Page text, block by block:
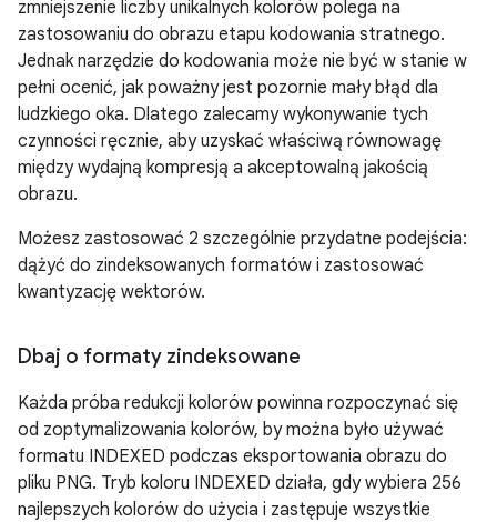
zmniejszenie liczby unikalnych kolorów polega na
zastosowaniu do obrazu etapu kodowania stratnego.
Jednak narzędzie do kodowania może nie być w stanie w
pełni ocenić, jak poważny jest pozornie mały błąd dla
ludzkiego oka. Dlatego zalecamy wykonywanie tych
czynności ręcznie, aby uzyskać właściwą równowagę
między wydajną kompresją a akceptowalną jakością
obrazu.
Możesz zastosować 2 szczególnie przydatne podejścia:
dążyć do zindeksowanych formatów i zastosować
kwantyzację wektorów.
Dbaj o formaty zindeksowane
Każda próba redukcji kolorów powinna rozpoczynać się
od zoptymalizowania kolorów, by można było używać
formatu INDEXED podczas eksportowania obrazu do
pliku PNG. Tryb koloru INDEXED działa, gdy wybiera 256
najlepszych kolorów do użycia i zastępuje wszystkie